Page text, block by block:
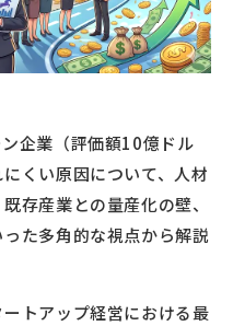
企業（評価額10億ドル
くい原因について、人材
存産業との量産化の壁、
た多角的な視点から解説
トアップ経営における最